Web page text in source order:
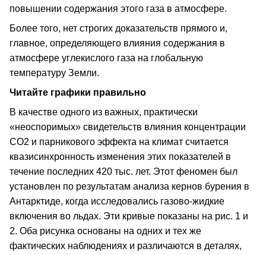
повышении содержания этого газа в атмосфере.
Более того, нет строгих доказательств прямого и,
главное, определяющего влияния содержания в
атмосфере углекислого газа на глобальную
температуру Земли.
Читайте графики правильно
В качестве одного из важных, практически
«неоспоримых» свидетельств влияния концентрации
СО2 и парникового эффекта на климат считается
квазисинхронность изменения этих показателей в
течение последних 420 тыс. лет. Этот феномен был
установлен по результатам анализа кернов бурения в
Антарктиде, когда исследовались газово-жидкие
включения во льдах. Эти кривые показаны на рис. 1 и
2. Оба рисунка основаны на одних и тех же
фактических наблюдениях и различаются в деталях,